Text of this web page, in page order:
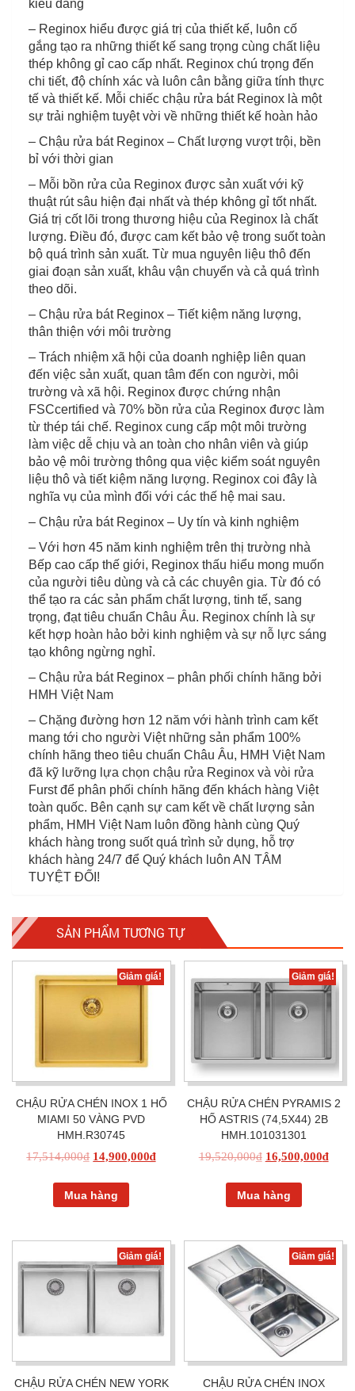
kiểu dáng
– Reginox hiểu được giá trị của thiết kế, luôn cố
gắng tạo ra những thiết kế sang trọng cùng chất liệu
thép không gỉ cao cấp nhất. Reginox chú trọng đến
chi tiết, độ chính xác và luôn cân bằng giữa tính thực
tế và thiết kế. Mỗi chiếc chậu rửa bát Reginox là một
sự trải nghiệm tuyệt vời về những thiết kế hoàn hảo
– Chậu rửa bát Reginox – Chất lượng vượt trội, bền
bỉ với thời gian
– Mỗi bồn rửa của Reginox được sản xuất với kỹ
thuật rút sâu hiện đại nhất và thép không gỉ tốt nhất.
Giá trị cốt lõi trong thương hiệu của Reginox là chất
lượng. Điều đó, được cam kết bảo vệ trong suốt toàn
bộ quá trình sản xuất. Từ mua nguyên liệu thô đến
giai đoạn sản xuất, khâu vận chuyển và cả quá trình
theo dõi.
– Chậu rửa bát Reginox – Tiết kiệm năng lượng,
thân thiện với môi trường
– Trách nhiệm xã hội của doanh nghiệp liên quan
đến việc sản xuất, quan tâm đến con người, môi
trường và xã hội. Reginox được chứng nhận
FSCcertified và 70% bồn rửa của Reginox được làm
từ thép tái chế. Reginox cung cấp một môi trường
làm việc dễ chịu và an toàn cho nhân viên và giúp
bảo vệ môi trường thông qua việc kiểm soát nguyên
liệu thô và tiết kiệm năng lượng. Reginox coi đây là
nghĩa vụ của mình đối với các thế hệ mai sau.
– Chậu rửa bát Reginox – Uy tín và kinh nghiệm
– Với hơn 45 năm kinh nghiệm trên thị trường nhà
Bếp cao cấp thế giới, Reginox thấu hiểu mong muốn
của người tiêu dùng và cả các chuyên gia. Từ đó có
thể tạo ra các sản phẩm chất lượng, tinh tế, sang
trọng, đạt tiêu chuẩn Châu Âu. Reginox chính là sự
kết hợp hoàn hảo bởi kinh nghiệm và sự nỗ lực sáng
tạo không ngừng nghỉ.
– Chậu rửa bát Reginox – phân phối chính hãng bởi
HMH Việt Nam
– Chặng đường hơn 12 năm với hành trình cam kết
mang tới cho người Việt những sản phẩm 100%
chính hãng theo tiêu chuẩn Châu Âu, HMH Việt Nam
đã kỹ lưỡng lựa chọn chậu rửa Reginox và vòi rửa
Furst để phân phối chính hãng đến khách hàng Việt
toàn quốc. Bên cạnh sự cam kết về chất lượng sản
phẩm, HMH Việt Nam luôn đồng hành cùng Quý
khách hàng trong suốt quá trình sử dụng, hỗ trợ
khách hàng 24/7 để Quý khách luôn AN TÂM
TUYỆT ĐỐI!
SẢN PHẨM TƯƠNG TỰ
Giảm giá!
CHẬU RỬA CHÉN INOX 1 HỐ
MIAMI 50 VÀNG PVD
HMH.R30745
17,514,000₫ 14,900,000₫
Mua hàng
Giảm giá!
CHẬU RỬA CHÉN PYRAMIS 2
HỐ ASTRIS (74,5X44) 2B
HMH.101031301
19,520,000₫ 16,500,000₫
Mua hàng
Giảm giá!
CHẬU RỬA CHÉN NEW YORK
Giảm giá!
CHẬU RỬA CHÉN INOX